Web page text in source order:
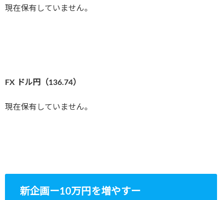
現在保有していません。
FX ドル円（136.74）
現在保有していません。
新企画ー10万円を増やすー